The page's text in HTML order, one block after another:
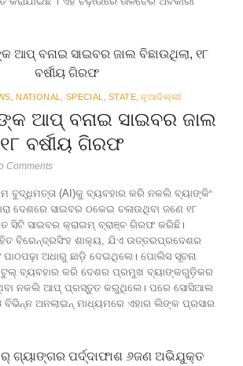
NATIONAL SPECIAL STATE ନୂଆଦିଲ୍ଲୀ
ଆପ୍ ବନାଇ ସାଇବର ଜାଲ
ବର୍ଷୀୟ ଗିରଫ
Comments
ବୁଦ୍ଧିମତ୍ତା (AI)କୁ ବ୍ୟବହାର କରି ନକଲି ବ୍ୟାଙ୍କିଂ
ଦେଶରେ ସାଇବର ଠକେଇ ଚଳାଉଥିବା ଜଣେ ୧୮
ସିଟି ସାଇବର କ୍ରାଇମ୍ ବ୍ରାଞ୍ଚ ଗିରଫ କରିଛି।
ବିରେନ୍ଦ୍ରସିଂହ ଶାକ୍ୟ, ଯିଏ ଉତ୍ତରପ୍ରଦେଶର
ପାଠପଢ଼ା ଅଧାରୁ ଛାଡ଼ି ଦେଇଥିଲେ। ପୋଲିସ ସୂଚନା
ଟୁଲ୍ ବ୍ୟବହାର କରି ଦେଶର ପ୍ରମୁଖ ବ୍ୟାଙ୍କଗୁଡ଼ିକର
ନକଲି ଆପ୍ ପ୍ରସ୍ତୁତ କରୁଥିଲେ। ପରେ ସୋସିଆଲ
ଅନଲାଇନ୍ ମାଧ୍ୟମରେ ଏହାର ଲିଙ୍କ ପ୍ରସାର